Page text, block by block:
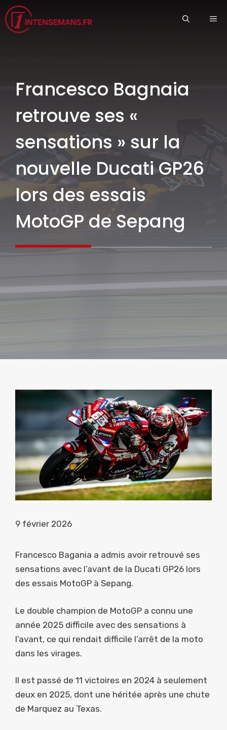
Aller
au
contenu
Francesco Bagnaia
retrouve ses «
sensations » sur la
nouvelle Ducati GP26
lors des essais
MotoGP de Sepang
9 février 2026
Francesco Bagania a admis avoir retrouvé ses
sensations avec l’avant de la Ducati GP26 lors
des essais MotoGP à Sepang.
Le double champion de MotoGP a connu une
année 2025 difficile avec des sensations à
l’avant, ce qui rendait difficile l’arrêt de la moto
dans les virages.
Il est passé de 11 victoires en 2024 à seulement
deux en 2025, dont une héritée après une chute
de Marquez au Texas.